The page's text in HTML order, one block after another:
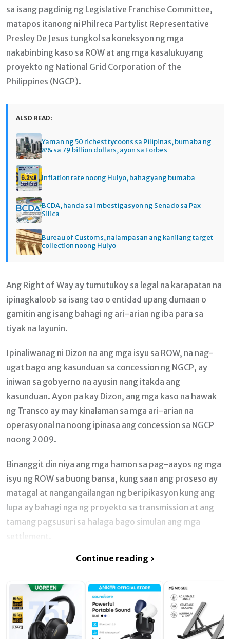
sa isang pagdinig ng Legislative Franchise Committee,
matapos itanong ni Philreca Partylist Representative
Presley De Jesus tungkol sa koneksyon ng mga
nakabinbing kaso sa ROW at ang mga kasalukuyang
proyekto ng National Grid Corporation of the
Philippines (NGCP).
ALSO READ:
Yaman ng 50 richest tycoons sa Pilipinas, bumaba ng
8% sa 79 billion dollars, ayon sa Forbes
Inflation rate noong Hulyo, bahagyang bumaba
BCDA, handa sa imbestigasyon ng Senado sa Pax
Silica
Bureau of Customs, nalampasan ang kanilang target
collection noong Hulyo
Ang Right of Way ay tumutukoy sa legal na karapatan na
ipinagkaloob sa isang tao o entidad upang dumaan o
gamitin ang isang bahagi ng ari-arian ng iba para sa
tiyak na layunin.
Ipinaliwanag ni Dizon na ang mga isyu sa ROW, na nag-
ugat bago ang kasunduan sa concession ng NGCP, ay
iniwan sa gobyerno na ayusin nang itakda ang
kasunduan. Ayon pa kay Dizon, ang mga kaso na hawak
ng Transco ay may kinalaman sa mga ari-arian na
operasyonal na noong ipinasa ang concession sa NGCP
noong 2009.
Binanggit din niya ang mga hamon sa pag-aayos ng mga
isyu ng ROW sa buong bansa, kung saan ang proseso ay
matagal at nangangailangan ng beripikasyon kung ang
lupa ay bahagi nga ng proyekto sa transmission at ang
tamang pagsusuri sa halaga bago simulan ang mga
settlement.
Continue reading ›